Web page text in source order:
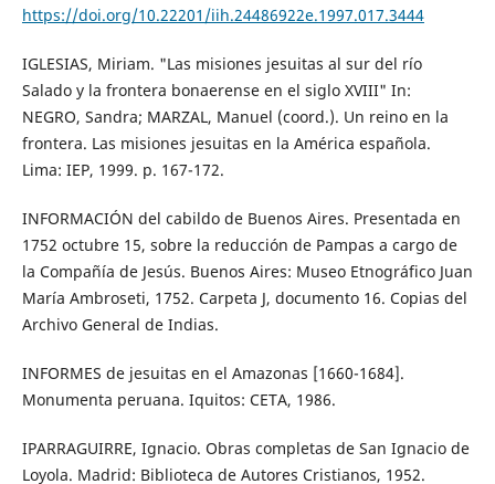
https://doi.org/10.22201/iih.24486922e.1997.017.3444
IGLESIAS, Miriam. "Las misiones jesuitas al sur del río
Salado y la frontera bonaerense en el siglo XVIII" In:
NEGRO, Sandra; MARZAL, Manuel (coord.). Un reino en la
frontera. Las misiones jesuitas en la América española.
Lima: IEP, 1999. p. 167-172.
INFORMACIÓN del cabildo de Buenos Aires. Presentada en
1752 octubre 15, sobre la reducción de Pampas a cargo de
la Compañía de Jesús. Buenos Aires: Museo Etnográfico Juan
María Ambroseti, 1752. Carpeta J, documento 16. Copias del
Archivo General de Indias.
INFORMES de jesuitas en el Amazonas [1660-1684].
Monumenta peruana. Iquitos: CETA, 1986.
IPARRAGUIRRE, Ignacio. Obras completas de San Ignacio de
Loyola. Madrid: Biblioteca de Autores Cristianos, 1952.